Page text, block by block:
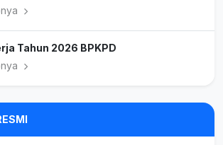
Tahun 2026 BPKPD